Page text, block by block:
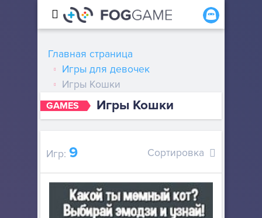
GAMES Игры Кошки
Главная страница
Игры для девочек
Игры Кошки
Игр: 9 Сортировка